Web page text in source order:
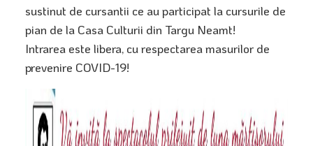
sustinut de cursantii ce au participat la cursurile de
pian de la Casa Culturii din Targu Neamt!
Intrarea este libera, cu respectarea masurilor de
prevenire COVID-19!